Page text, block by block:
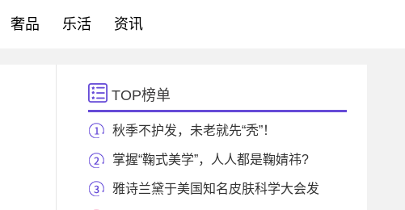
奢品 乐活 资讯
TOP榜单
秋季不护发，未老就先“秃”！
掌握“鞠式美学”，人人都是鞠婧祎?
雅诗兰黛于美国知名皮肤科学大会发